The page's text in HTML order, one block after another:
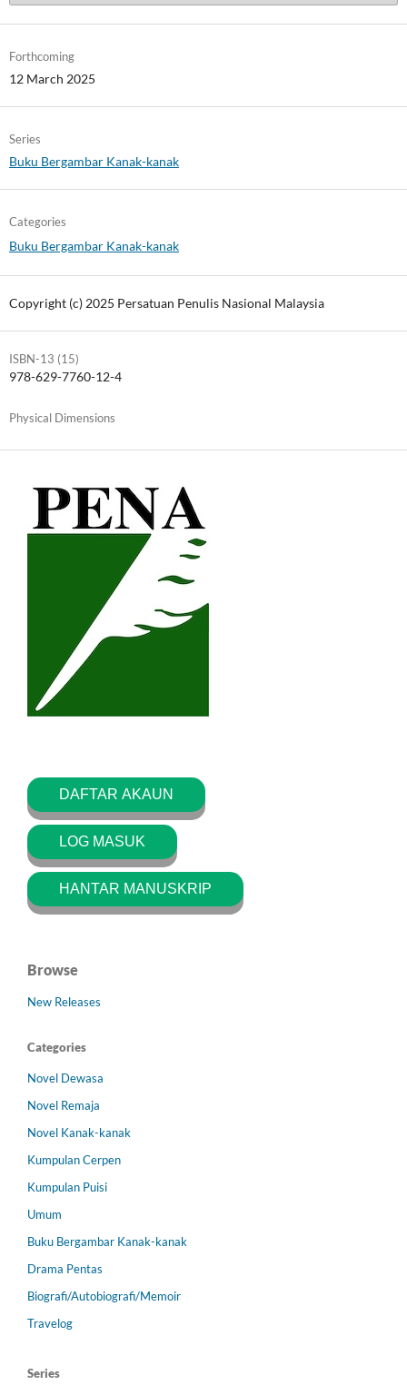
Forthcoming
12 March 2025
Series
Buku Bergambar Kanak-kanak
Categories
Buku Bergambar Kanak-kanak
Copyright (c) 2025 Persatuan Penulis Nasional Malaysia
ISBN-13 (15)
978-629-7760-12-4
Physical Dimensions
DAFTAR AKAUN
LOG MASUK
HANTAR MANUSKRIP
Browse
New Releases
Categories
Novel Dewasa
Novel Remaja
Novel Kanak-kanak
Kumpulan Cerpen
Kumpulan Puisi
Umum
Buku Bergambar Kanak-kanak
Drama Pentas
Biografi/Autobiografi/Memoir
Travelog
Series